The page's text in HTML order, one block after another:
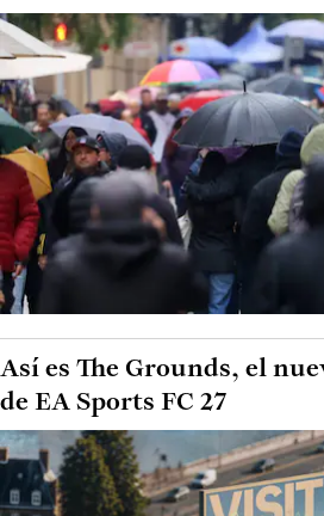
Así es The Grounds, el
de EA Sports FC 27